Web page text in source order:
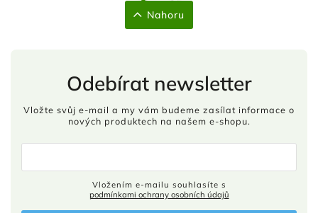
Nahoru
Odebírat newsletter
Vložte svůj e-mail a my vám budeme zasílat informace o
nových produktech na našem e-shopu.
podmínkami ochrany osobních údajů